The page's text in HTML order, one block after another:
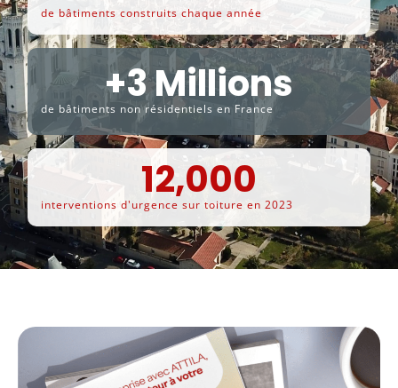
de bâtiments construits chaque année
de bâtiments non résidentiels en France
+3 Millions
interventions d'urgence sur toiture en 2023
12,000